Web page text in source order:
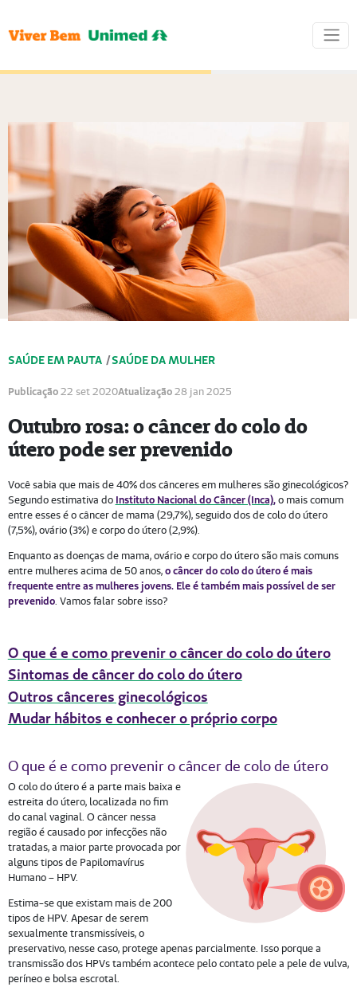
SAÚDE EM PAUTA /SAÚDE DA MULHER
Publicação22 set 2020Atualização28 jan 2025
Outubro rosa: o câncer do colo do
útero pode ser prevenido
Você sabia que mais de 40% dos cânceres em mulheres são ginecológicos?
Segundo estimativa do Instituto Nacional do Câncer (Inca),o mais comum
entre esses é o câncer de mama (29,7%), seguido dos de colo do útero
(7,5%), ovário (3%) e corpo do útero (2,9%).
Enquanto as doenças de mama, ovário e corpo do útero são mais comuns
entre mulheres acima de 50 anos, o câncer do colo do útero é mais
frequente entre as mulheres jovens. Ele é também mais possível de ser
prevenido. Vamos falar sobre isso?
O que é e como prevenir o câncer do colo do útero
Sintomas de câncer do colo do útero
Outros cânceres ginecológicos
Mudar hábitos e conhecer o próprio corpo
O que é e como prevenir o câncer de colo de útero
O colo do útero é a parte mais baixa e
estreita do útero, localizada no fim
do canal vaginal. O câncer nessa
região é causado por infecções não
tratadas, a maior parte provocada por
alguns tipos de Papilomavírus
Humano – HPV.
Estima-se que existam mais de 200
tipos de HPV. Apesar de serem
sexualmente transmissíveis, o
preservativo, nesse caso, protege apenas parcialmente. Isso porque a
transmissão dos HPVs também acontece pelo contato pele a pele de vulva,
períneo e bolsa escrotal.